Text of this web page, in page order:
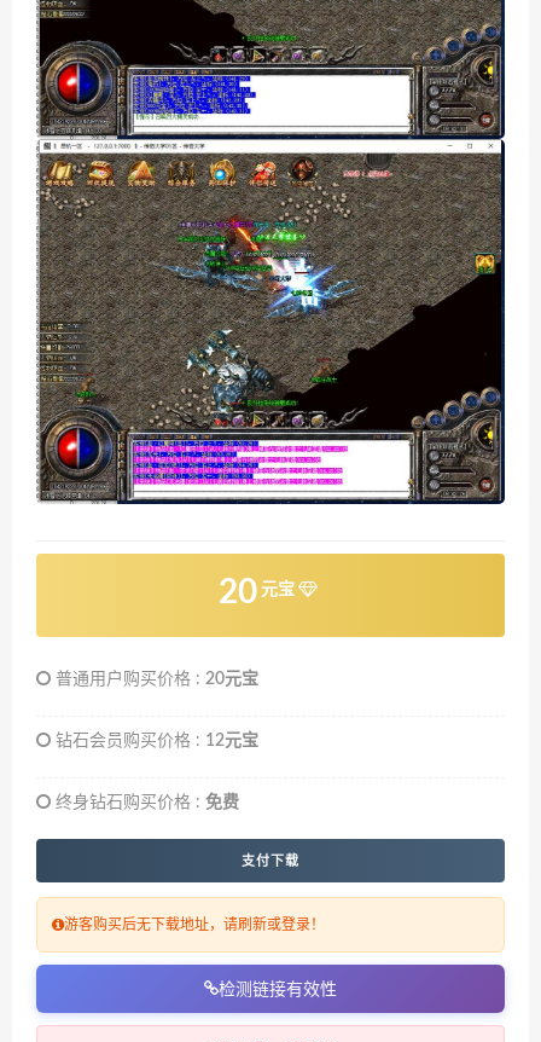
20 元宝
普通用户购买价格 : 20元宝
钻石会员购买价格 : 12元宝
终身钻石购买价格 : 免费
支付下载
游客购买后无下载地址，请刷新或登录！
检测链接有效性